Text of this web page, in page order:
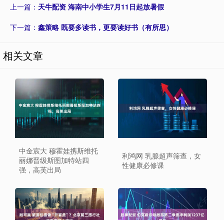
上一篇： 天牛配资 海南中小学生7月11日起放暑假
下一篇： 鑫策略 既要多读书，更要读好书（有所思）
相关文章
中金宸大 穆霍娃携斯维托
丽娜晋级斯图加特站四
强，高芙出局
利鸿网 乳腺超声筛查，女
性健康必修课